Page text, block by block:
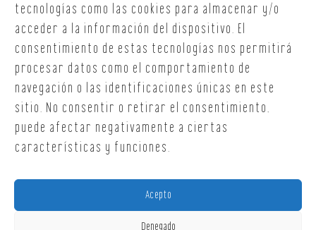
tecnologías como las cookies para almacenar y/o
acceder a la información del dispositivo. El
consentimiento de estas tecnologías nos permitirá
procesar datos como el comportamiento de
navegación o las identificaciones únicas en este
sitio. No consentir o retirar el consentimiento,
puede afectar negativamente a ciertas
características y funciones.
Acepto
Denegado
A Coruña
T. +34 654 30 90 36